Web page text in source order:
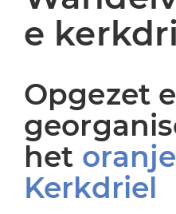
e
Opgezet
het
Kerkdriel